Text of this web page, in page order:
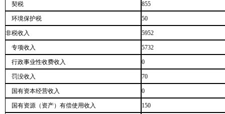
契税 855
环境保护税 50
非税收入 5952
专项收入 5732
行政事业性收费收入 0
罚没收入 70
国有资本经营收入 0
国有资源（资产）有偿使用收入 150